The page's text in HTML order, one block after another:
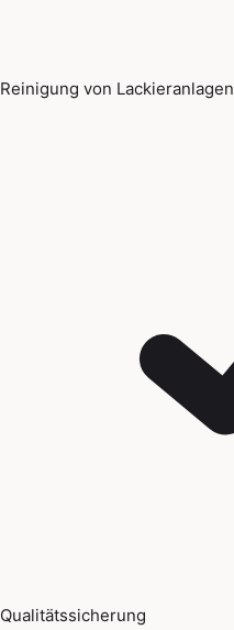
Reinigung von Lackieranlagen
Qualitätssicherung